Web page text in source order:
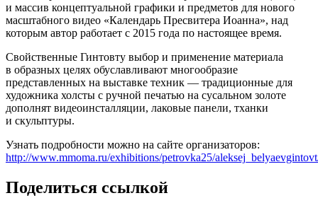
и массив концептуальной графики и предметов для нового
масштабного видео «Календарь Пресвитера Иоанна», над
которым автор работает с 2015 года по настоящее время.
Свойственные Гинтовту выбор и применение материала
в образных целях обуславливают многообразие
представленных на выставке техник — традиционные для
художника холсты с ручной печатью на сусальном золоте
дополнят видеоинсталляции, лаковые панели, тханки
и скульптуры.
Узнать подробности можно на сайте организаторов:
http://www.mmoma.ru/exhibitions/petrovka25/
Поделиться ссылкой